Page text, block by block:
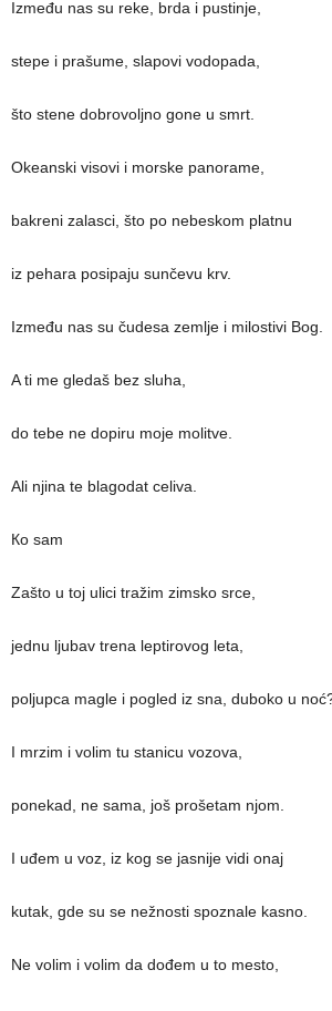
Između nas su reke, brda i pustinje,
stepe i prašume, slapovi vodopada,
što stene dobrovoljno gone u smrt.
Okeanski visovi i morske panorame,
bakreni zalasci, što po nebeskom platnu
iz pehara posipaju sunčevu krv.
Između nas su čudesa zemlje i milostivi Bog.
A ti me gledaš bez sluha,
do tebe ne dopiru moje molitve.
Ali njina te blagodat celiva.
Кo sam
Zašto u toj ulici tražim zimsko srce,
jednu ljubav trena leptirovog leta,
poljupca magle i pogled iz sna, duboko u
I mrzim i volim tu stanicu vozova,
ponekad, ne sama, još prošetam njom.
I uđem u voz, iz kog se jasnije vidi onaj
kutak, gde su se nežnosti spoznale kasno.
Ne volim i volim da dođem u to mesto,